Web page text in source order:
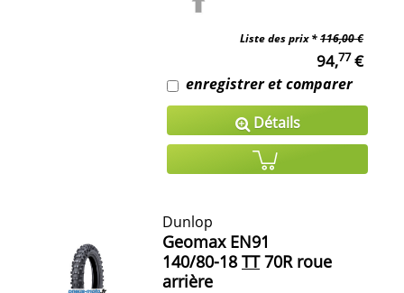
Liste des prix *116,00 €
94,77€
enregistrer et comparer
Détails
Dunlop
Geomax EN91
140/80-18 TT70R roue
arrière